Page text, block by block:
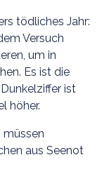
tödliches Jahr:
Versuch
um in
Es ist die
ist
höher.
müssen
aus Seenot